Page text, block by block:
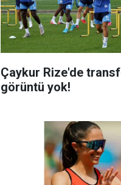
Çaykur Rize'de
görüntü yok!